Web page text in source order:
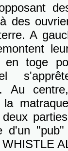
des
A
en toge
Au
la
d'un